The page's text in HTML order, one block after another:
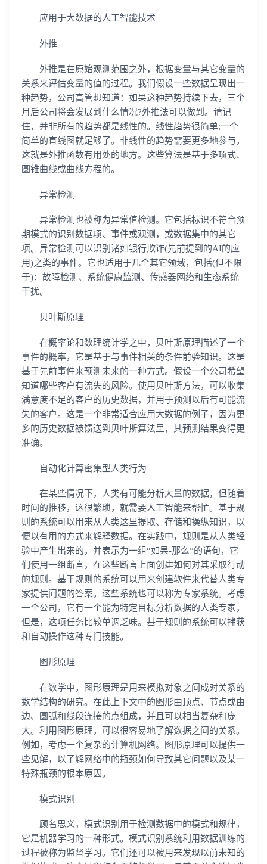
应用于大数据的人工智能技术
外推
外推是在原始观测范围之外，根据变量与其它变量的
关系来评估变量的值的过程。我们假设一些数据呈现出一
种趋势，公司高管想知道：如果这种趋势持续下去，三个
月后公司将会发展到什么情况?外推法可以做到。请记
住，并非所有的趋势都是线性的。线性趋势很简单;一个
简单的直线图就足够了。非线性的趋势需要更多地参与，
这就是外推函数有用处的地方。这些算法是基于多项式、
圆锥曲线或曲线方程的。
异常检测
异常检测也被称为异常值检测。它包括标识不符合预
期模式的识别数据项、事件或观测，或数据集中的其它
项。异常检测可以识别诸如银行欺诈(先前提到的AI的应
用)之类的事件。它也适用于几个其它领域，包括(但不限
于)：故障检测、系统健康监测、传感器网络和生态系统
干扰。
贝叶斯原理
在概率论和数理统计学之中，贝叶斯原理描述了一个
事件的概率，它是基于与事件相关的条件前验知识。这是
基于先前事件来预测未来的一种方式。假设一个公司希望
知道哪些客户有流失的风险。使用贝叶斯方法，可以收集
满意度不足的客户的历史数据，并用于预测以后有可能流
失的客户。这是一个非常适合应用大数据的例子，因为更
多的历史数据被馈送到贝叶斯算法里，其预测结果变得更
准确。
自动化计算密集型人类行为
在某些情况下，人类有可能分析大量的数据，但随着
时间的推移，这很繁琐，就需要人工智能来帮忙。基于规
则的系统可以用来从人类这里提取、存储和操纵知识，以
便以有用的方式来解释数据。在实践中，规则是从人类经
验中产生出来的，并表示为一组“如果-那么”的语句，它
们使用一组断言，在这些断言上面创建如何对其采取行动
的规则。基于规则的系统可以用来创建软件来代替人类专
家提供问题的答案。这些系统也可以称为专家系统。考虑
一个公司，它有一个能为特定目标分析数据的人类专家，
但是，这项任务比较单调乏味。基于规则的系统可以捕获
和自动操作这种专门技能。
图形原理
在数学中，图形原理是用来模拟对象之间成对关系的
数学结构的研究。在此上下文中的图形由顶点、节点或由
边、圆弧和线段连接的点组成，并且可以相当复杂和庞
大。利用图形原理，可以很容易地了解数据之间的关系。
例如，考虑一个复杂的计算机网络。图形原理可以提供一
些见解，以了解网络中的瓶颈如何导致其它问题以及某一
特殊瓶颈的根本原因。
模式识别
顾名思义，模式识别用于检测数据中的模式和规律，
它是机器学习的一种形式。模式识别系统利用数据训练的
过程被称为监督学习。它们还可以被用来发现以前未知的